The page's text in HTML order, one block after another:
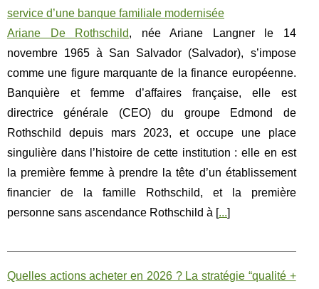
service d’une banque familiale modernisée
Ariane De Rothschild, née Ariane Langner le 14
novembre 1965 à San Salvador (Salvador), s’impose
comme une figure marquante de la finance européenne.
Banquière et femme d’affaires française, elle est
directrice générale (CEO) du groupe Edmond de
Rothschild depuis mars 2023, et occupe une place
singulière dans l’histoire de cette institution : elle en est
la première femme à prendre la tête d’un établissement
financier de la famille Rothschild, et la première
personne sans ascendance Rothschild à [...]
Quelles actions acheter en 2026 ? La stratégie “qualité +